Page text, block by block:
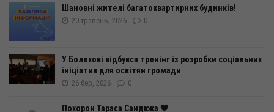
Шановні жителі багатоквартирних будинків!
20 травень, 2026 0
У Болехові відбувся тренінг із розробки соціальних
ініціатив для освітян громади
26 бер, 2026 0
Похорон Тараса Сандюка 🖤